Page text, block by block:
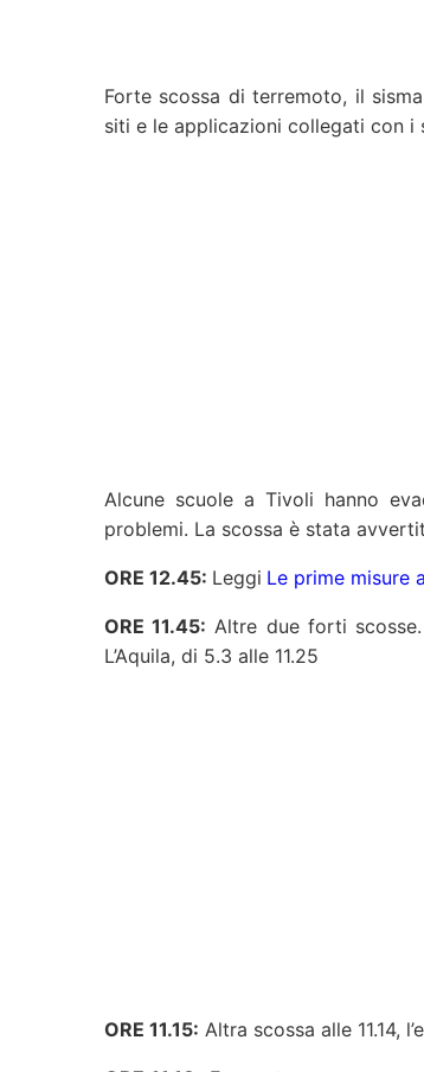
Forte scossa di terremoto, il
siti e le applicazioni collegati con i
Alcune scuole a Tivoli hanno
problemi. La scossa è stata
ORE 12.45: Leggi Le prime misure
ORE 11.45: Altre due forti
L’Aquila, di 5.3 alle 11.25
ORE 11.15: Altra scossa alle 11.14,